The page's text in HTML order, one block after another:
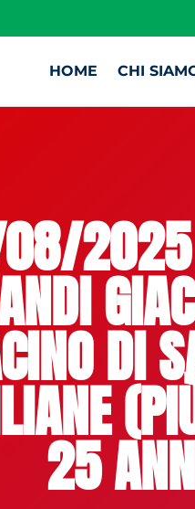
HOME CHI
2025 –
DI
25